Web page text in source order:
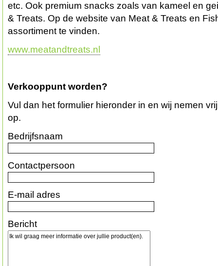
etc. Ook premium snacks zoals van kameel en
& Treats. Op de website van Meat & Treats en
assortiment te vinden.
www.meatandtreats.nl
Verkooppunt worden?
Vul dan het formulier hieronder in en wij nemen
op.
Bedrijfsnaam
Contactpersoon
E-mail adres
Bericht